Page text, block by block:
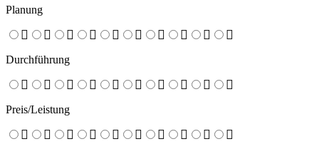
Planung
Durchführung
Preis/Leistung